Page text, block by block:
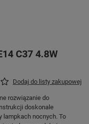
C37 4.8W
Dodaj do listy zakupowej
rozwiązanie do
doskonale
lampkach nocnych. To